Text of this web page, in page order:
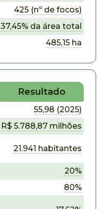
425 (nº de focos)
37,45% da área total
485,15 ha
Resultado
55,98 (2025)
R$ 5.788,87 milhões
21.941 habitantes
20%
80%